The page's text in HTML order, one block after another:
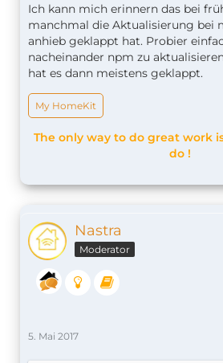
Ich kann mich erinnern das bei
manchmal die Aktualisierung bei
anhieb geklappt hat. Probier
nacheinander npm zu
hat es dann meistens geklappt.
My HomeKit
The only way to do great work
do !
Nastra
Moderator
5. Mai 2017